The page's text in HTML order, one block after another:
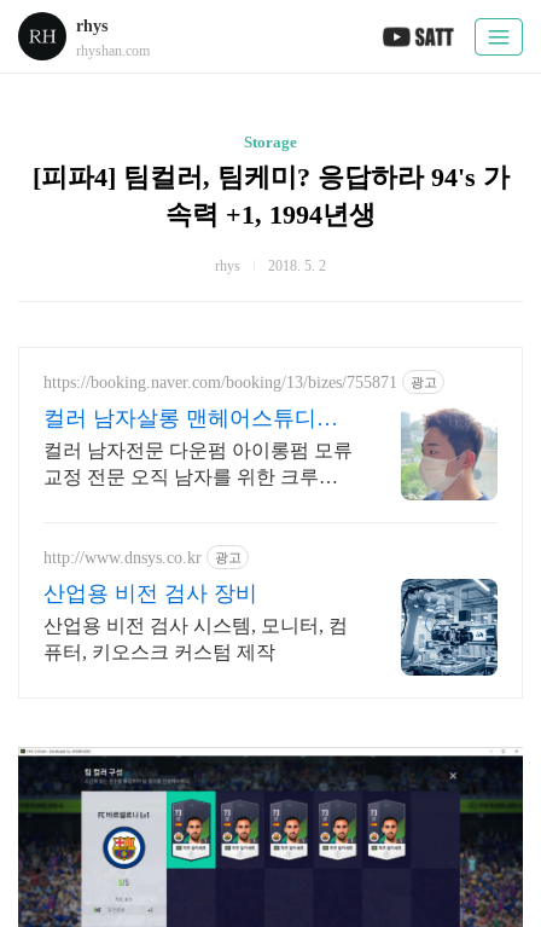
rhys
rhyshan.com
Storage
[피파4] 팀컬러, 팀케미? 응답하라 94's 가
속력 +1, 1994년생
rhys 2018. 5. 2
https://booking.naver.com/booking/13/bizes/755871 광고
컬러 남자살롱 맨헤어스튜디오
남자에 의한 남자 머리 진심
컬러 남자전문 다운펌 아이롱펌 모류
교정 전문 오직 남자를 위한 크루들
http://www.dnsys.co.kr 광고
산업용 비전 검사 장비
산업용 비전 검사 시스템, 모니터, 컴
퓨터, 키오스크 커스텀 제작